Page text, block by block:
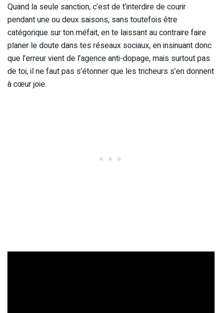
Quand la seule sanction, c’est de t’interdire de courir
pendant une ou deux saisons, sans toutefois être
catégorique sur ton méfait, en te laissant au contraire faire
planer le doute dans tes réseaux sociaux, en insinuant donc
que l’erreur vient de l’agence anti-dopage, mais surtout pas
de toi, il ne faut pas s’étonner que les tricheurs s’en donnent
à cœur joie.